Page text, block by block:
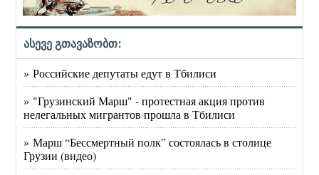
ასევე გთავაზობთ:
» Российские депутаты едут в Тбилиси
» "Грузинский Марш" - протестная акция против
нелегальных мигрантов прошла в Тбилиси
» Марш “Бессмертный полк” состоялась в столице
Грузии (видео)